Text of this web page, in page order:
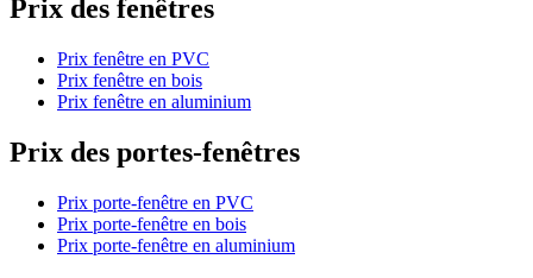
Prix des fenêtres
Prix fenêtre en PVC
Prix fenêtre en bois
Prix fenêtre en aluminium
Prix des portes-fenêtres
Prix porte-fenêtre en PVC
Prix porte-fenêtre en bois
Prix porte-fenêtre en aluminium